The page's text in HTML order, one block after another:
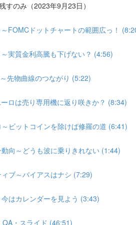
すのみ（2023年9月23日）
FOMCドットチャートの範囲広っ！
実質金利高騰も下げない？ (4:56)
先物曲線のつながり (5:22)
ロは売り専用機に返り咲きか？ (8:34)
ビットコインを除けば修羅の道 (6:41)
向～どうも波に乗りきれない (1:44)
ブ～バイアスはナシ (7:29)
はカレンダーを見よう (3:43)
・スライド (46:51)